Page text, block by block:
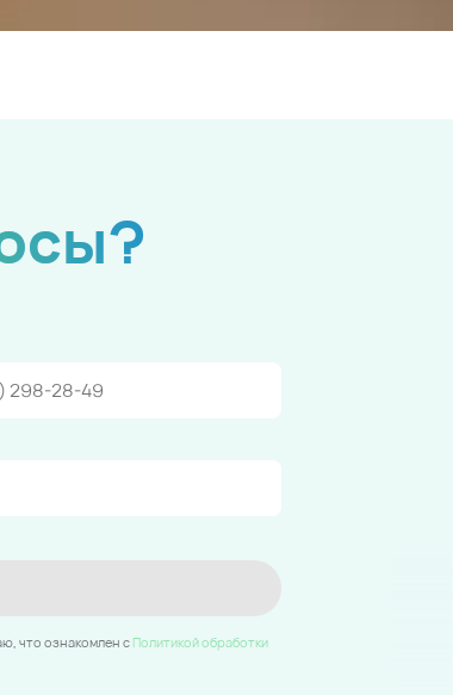
что ознакомлен c Политикой обработки